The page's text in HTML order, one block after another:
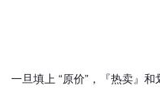
一旦填上 “原价”，『热卖』和